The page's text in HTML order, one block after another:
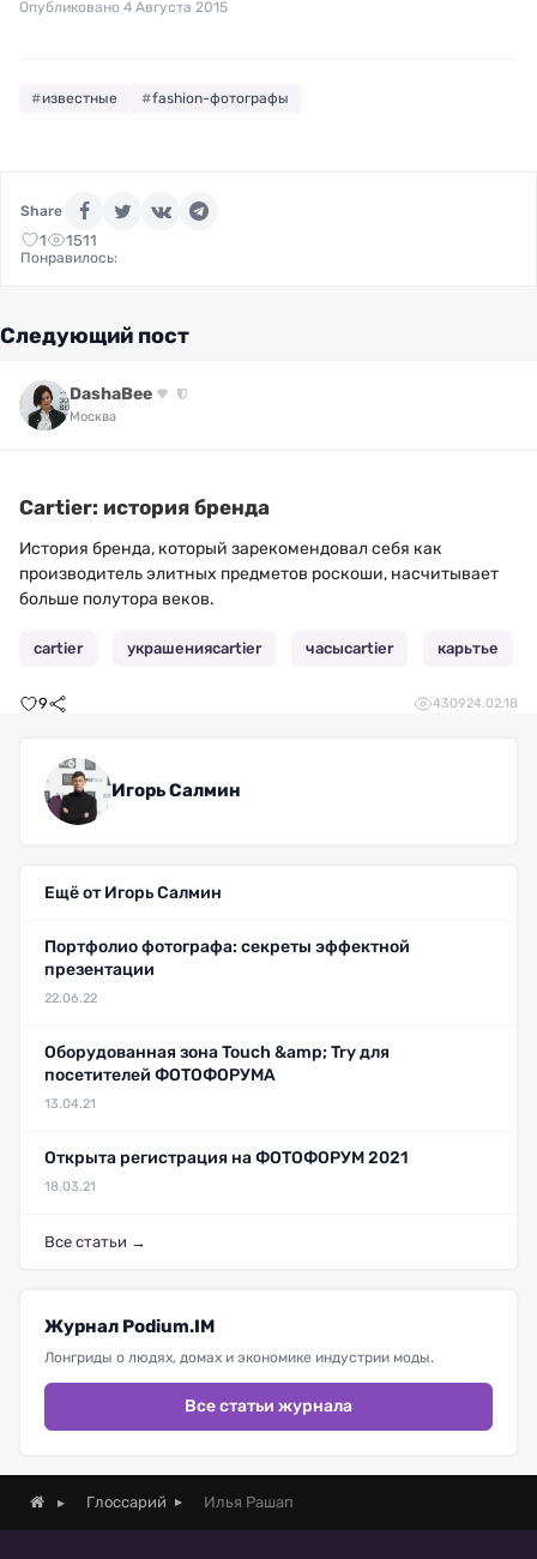
Опубликовано 4 Августа 2015
известные fashion-фотографы
Share
1 1511
Понравилось:
Следующий пост
DashaBee
Москва
Cartier: история бренда
История бренда, который зарекомендовал себя как
производитель элитных предметов роскоши, насчитывает
больше полутора веков.
cartier украшенияcartier часыcartier карьтье
9 430924.02.18
Игорь Салмин
Ещё от Игорь Салмин
Портфолио фотографа: секреты эффектной
презентации
22.06.22
Оборудованная зона Touch &amp; Try для
посетителей ФОТОФОРУМА
13.04.21
Открыта регистрация на ФОТОФОРУМ 2021
18.03.21
Все статьи →
Журнал Podium.IM
Лонгриды о людях, домах и экономике индустрии моды.
Все статьи журнала
Глоссарий Илья Рашап